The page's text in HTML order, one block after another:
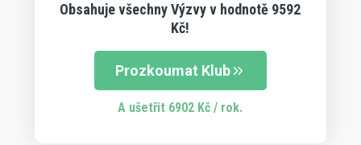
Obsahuje všechny Výzvy v hodnotě 9592
Kč!
Prozkoumat Klub
A ušetřit 6902 Kč / rok.